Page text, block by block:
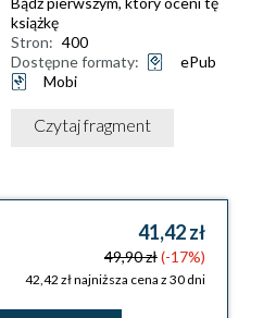
książkę
Stron: 400
Dostępne formaty:
ePub
Mobi
Czytaj fragment
41,42 zł
49,90 zł(-17%)
42,42 zł najniższa cena z 30 dni